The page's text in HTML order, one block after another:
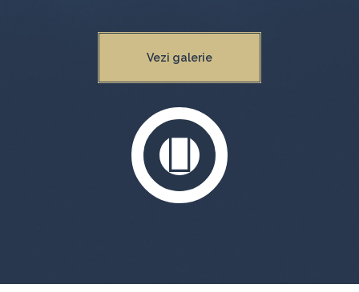
Vezi galerie